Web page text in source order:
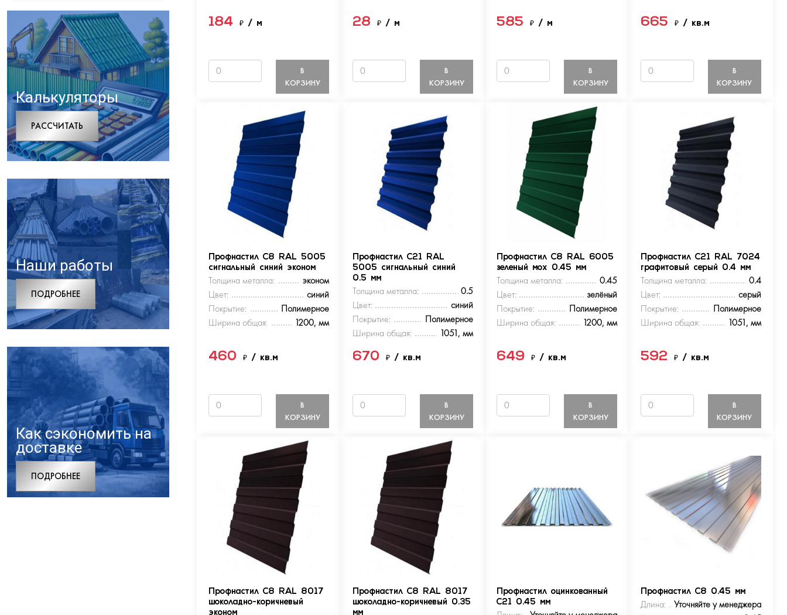
Калькуляторы
РАCСЧИТАТЬ
Наши работы
ПОДРОБНЕЕ
Как сэкономить на
доставке
ПОДРОБНЕЕ
184₽/ м
В
КОРЗИНУ
28₽/ м
В
КОРЗИНУ
585₽/ м
В
КОРЗИНУ
665 ₽ / кв.м
В
КОРЗИНУ
Профнастил С8 RAL 5005
сигнальный синий эконом
Толщина металла:
эконом
Цвет:
синий
Покрытие:
Полимерное
Ширина общая:
1200, мм
460₽/ кв.м
В
КОРЗИНУ
Профнастил С21 RAL
5005 сигнальный синий
0.5 мм
Толщина металла:
0.5
Цвет:
синий
Покрытие:
Полимерное
Ширина общая:
1051, мм
670₽/ кв.м
В
КОРЗИНУ
Профнастил С8 RAL 6005
зеленый мох 0.45 мм
Толщина металла:
0.45
Цвет:
зелёный
Покрытие:
Полимерное
Ширина общая:
1200, мм
649₽/ кв.м
В
КОРЗИНУ
Профнастил С21 RAL 7024
графитовый серый 0.4 мм
Толщина металла:
0.4
Цвет:
серый
Покрытие:
Полимерное
Ширина общая:
1051, мм
592 ₽ / кв.м
В
КОРЗИНУ
Профнастил С8 RAL 8017
шоколадно-коричневый
эконом
Профнастил С8 RAL 8017
шоколадно-коричневый 0.35
мм
Профнастил оцинкованный
С21 0.45 мм
Профнастил С8 0.45 мм
Длина:
Уточняйте у менеджера